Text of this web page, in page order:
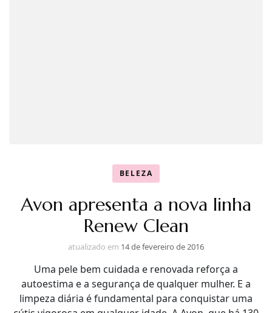
BELEZA
Avon apresenta a nova linha
Renew Clean
atualizado em 14 de fevereiro de 2016
Uma pele bem cuidada e renovada reforça a
autoestima e a segurança de qualquer mulher. E a
limpeza diária é fundamental para conquistar uma